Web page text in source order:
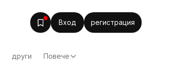
Вход регистрация
други Повече